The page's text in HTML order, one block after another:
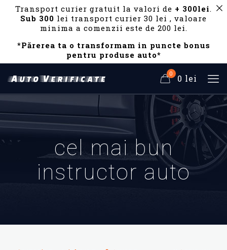
Transport curier gratuit la valori de + 300lei.
Sub 300 lei transport curier 30 lei , valoare
minima a comenzii este de 200 lei.
*Părerea ta o transformam in puncte bonus
pentru produse auto*
0 0 lei
cel mai bun
instructor auto